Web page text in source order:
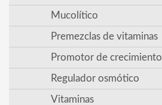
Mucolítico
Premezclas de vitaminas
Promotor de crecimiento
Regulador osmótico
Vitaminas